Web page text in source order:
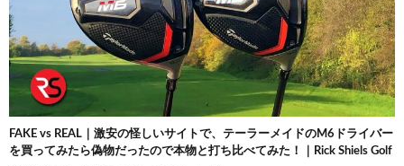
FAKE vs REAL｜激安の怪しいサイトで、テーラーメイドのM6ドライバー
を買ってみたら偽物だったので本物と打ち比べてみた！｜Rick Shiels Golf